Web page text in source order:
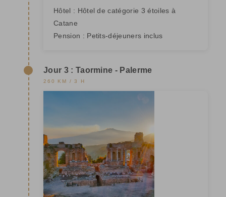
Hôtel : Hôtel de catégorie 3 étoiles à
Catane
Pension : Petits-déjeuners inclus
Jour 3 : Taormine - Palerme
260 KM / 3 H